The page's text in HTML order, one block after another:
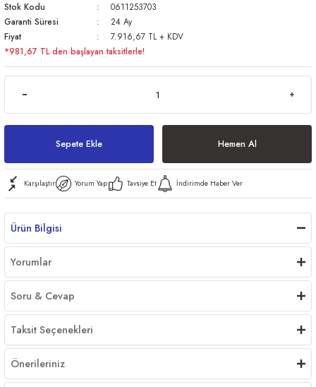
Stok Kodu
0611253703
Garanti Süresi
24 Ay
Fiyat
7.916,67 TL + KDV
*981,67 TL den başlayan taksitlerle!
Sepete Ekle Hemen Al
Karşılaştır Yorum Yap Tavsiye Et İndirimde Haber Ver
Ürün Bilgisi
Yorumlar
Soru & Cevap
Taksit Seçenekleri
Önerileriniz